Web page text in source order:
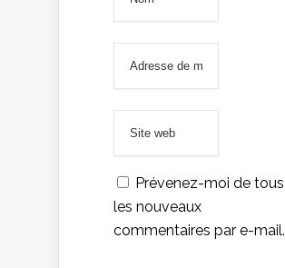
Prévenez-moi de tous
les nouveaux
commentaires par e-mail.